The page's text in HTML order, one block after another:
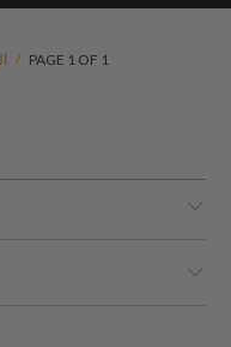
/ PAGE 1 OF 1